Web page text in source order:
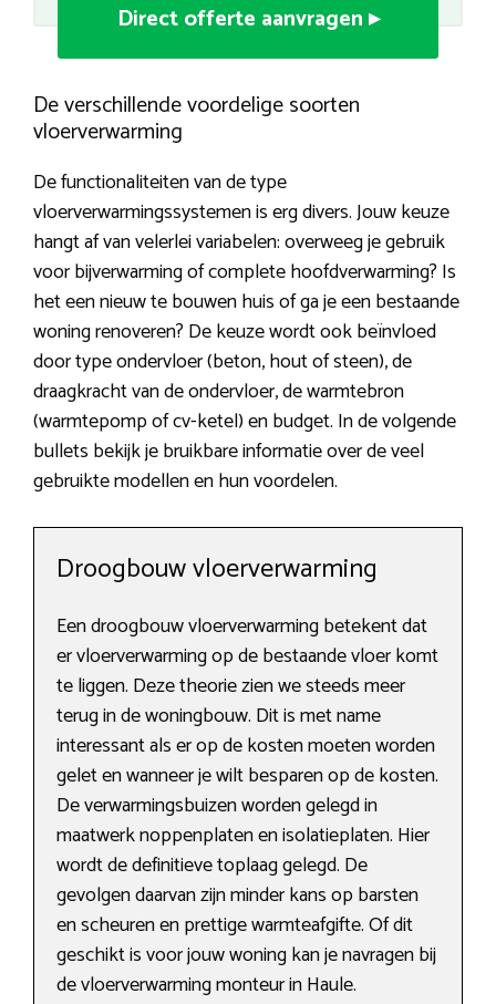
Direct offerte aanvragen ▸
De verschillende voordelige soorten
vloerverwarming
De functionaliteiten van de type
vloerverwarmingssystemen is erg divers. Jouw keuze
hangt af van velerlei variabelen: overweeg je gebruik
voor bijverwarming of complete hoofdverwarming? Is
het een nieuw te bouwen huis of ga je een bestaande
woning renoveren? De keuze wordt ook beïnvloed
door type ondervloer (beton, hout of steen), de
draagkracht van de ondervloer, de warmtebron
(warmtepomp of cv-ketel) en budget. In de volgende
bullets bekijk je bruikbare informatie over de veel
gebruikte modellen en hun voordelen.
Droogbouw vloerverwarming
Een droogbouw vloerverwarming betekent dat
er vloerverwarming op de bestaande vloer komt
te liggen. Deze theorie zien we steeds meer
terug in de woningbouw. Dit is met name
interessant als er op de kosten moeten worden
gelet en wanneer je wilt besparen op de kosten.
De verwarmingsbuizen worden gelegd in
maatwerk noppenplaten en isolatieplaten. Hier
wordt de definitieve toplaag gelegd. De
gevolgen daarvan zijn minder kans op barsten
en scheuren en prettige warmteafgifte. Of dit
geschikt is voor jouw woning kan je navragen bij
de vloerverwarming monteur in Haule.